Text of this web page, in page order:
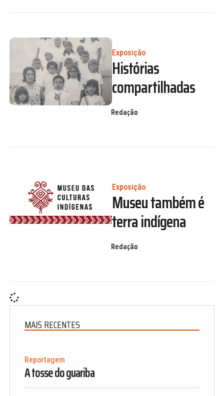
Exposição
Histórias
compartilhadas
Redação
Exposição
Museu também é
terra indígena
Redação
MAIS RECENTES
Reportagem
A tosse do guariba